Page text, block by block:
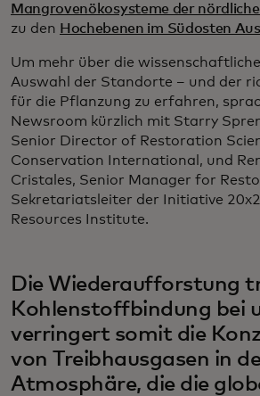
Mangrovenökosysteme der
zu den Hochebenen im Südosten
Um mehr über die
Auswahl der Standorte – und der
für die Pflanzung zu erfahren,
Newsroom kürzlich mit Starry
Senior Director of Restoration
Conservation International, und
Cristales, Senior Manager for
Sekretariatsleiter der Initiative
Resources Institute.
Die Wiederaufforstung
Kohlenstoffbindung bei
verringert somit die
von Treibhausgasen in
Atmosphäre, die die